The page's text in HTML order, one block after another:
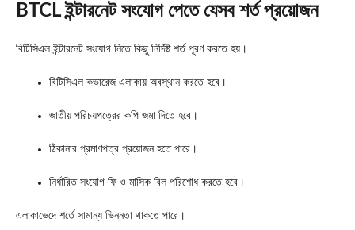
BTCL ইন্টারনেট সংযোগ পেতে যেসব শর্ত প্রয়োজন
বিটিসিএল ইন্টারনেট সংযোগ নিতে কিছু নির্দিষ্ট শর্ত পূরণ করতে হয়।
বিটিসিএল কভারেজ এলাকায় অবস্থান করতে হবে।
জাতীয় পরিচয়পত্রের কপি জমা দিতে হবে।
ঠিকানার প্রমাণপত্র প্রয়োজন হতে পারে।
নির্ধারিত সংযোগ ফি ও মাসিক বিল পরিশোধ করতে হবে।
এলাকাভেদে শর্তে সামান্য ভিন্নতা থাকতে পারে।